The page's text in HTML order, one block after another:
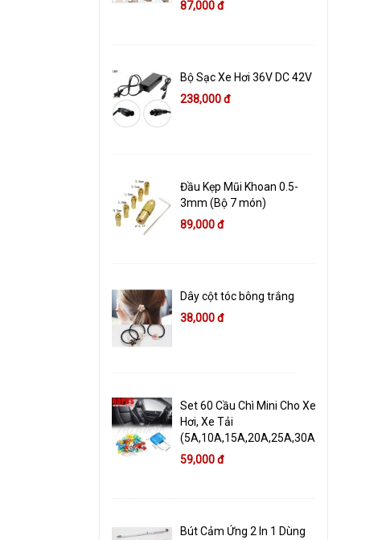
87,000 đ
Bộ Sạc Xe Hơi 36V DC 42V
238,000 đ
Đầu Kẹp Mũi Khoan 0.5-
3mm (Bộ 7 món)
89,000 đ
Dây cột tóc bông trắng
38,000 đ
Set 60 Cầu Chì Mini Cho Xe
Hơi, Xe Tải
(5A,10A,15A,20A,25A,30A)
59,000 đ
Bút Cảm Ứng 2 In 1 Dùng